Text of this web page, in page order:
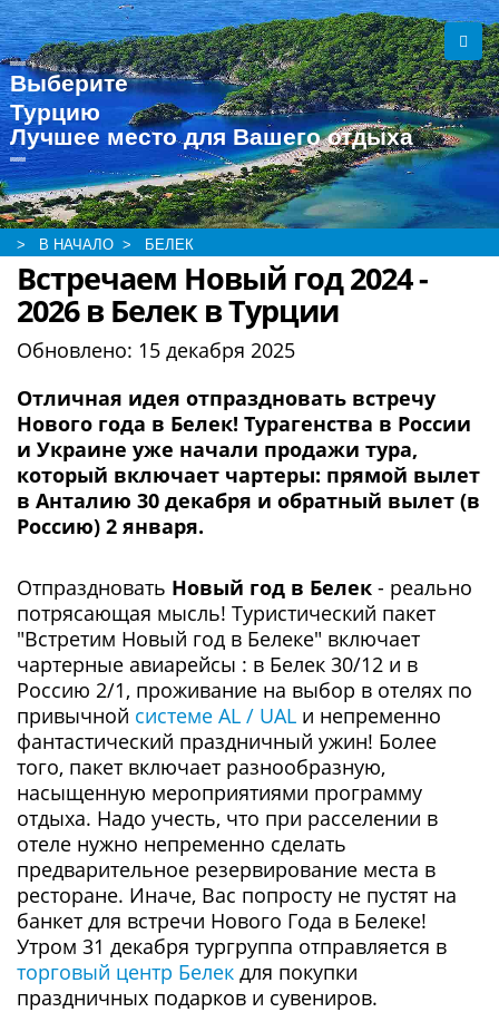
Выберите
Турцию
Лучшее место для Вашего отдыха
> В НАЧАЛО > БЕЛЕК
Встречаем Новый год 2024 -
2026 в Белек в Турции
Обновлено: 15 декабря 2025
Отличная идея отпраздновать встречу
Нового года в Белек! Турагенства в России
и Украине уже начали продажи тура,
который включает чартеры: прямой вылет
в Анталию 30 декабря и обратный вылет (в
Россию) 2 января.
Отпраздновать Новый год в Белек - реально
потрясающая мысль! Туристический пакет
"Встретим Новый год в Белеке" включает
чартерные авиарейсы : в Белек 30/12 и в
Россию 2/1, проживание на выбор в отелях по
привычной системе AL / UAL и непременно
фантастический праздничный ужин! Более
того, пакет включает разнообразную,
насыщенную мероприятиями программу
отдыха. Надо учесть, что при расселении в
отеле нужно непременно сделать
предварительное резервирование места в
ресторане. Иначе, Вас попросту не пустят на
банкет для встречи Нового Года в Белеке!
Утром 31 декабря тургруппа отправляется в
торговый центр Белек для покупки
праздничных подарков и сувениров.